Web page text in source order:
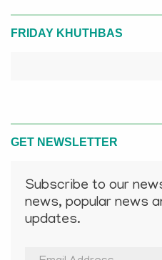
FRIDAY KHUTHBAS
GET NEWSLETTER
Subscribe to our
news, popular news
updates.